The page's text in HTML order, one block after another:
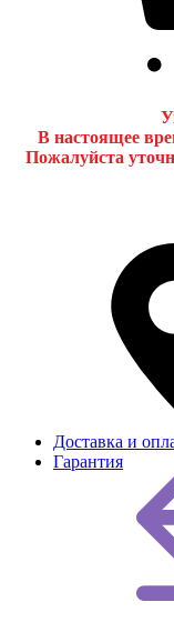
В настоящее
Пожалуйста
Доставка и
Гарантия